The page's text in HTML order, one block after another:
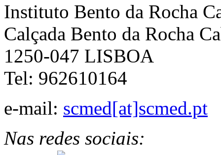
Instituto Bento da Rocha
Calçada Bento da Rocha
1250-047 LISBOA
Tel: 962610164
e-mail: scmed[at]scmed.pt
Nas redes sociais: